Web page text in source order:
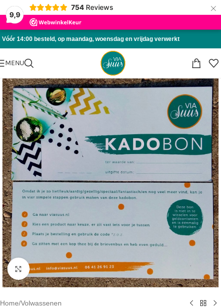
9,9
754 Reviews ×
Skip to navigation
Skip to main content
Vóór 14:00 besteld, op maandag, woensdag en vrijdag verwerkt
MENU
Click to enlarge
Home/Volwassenen